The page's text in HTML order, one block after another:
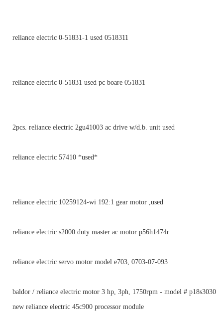
reliance electric 0-51831-1 used 0518311
reliance electric 0-51831 used pc boare 051831
2pcs. reliance electric 2gu41003 ac drive w/d.b. unit used
reliance electric 57410 *used*
reliance electric 10259124-wi 192:1 gear motor ,used
reliance electric s2000 duty master ac motor p56h1474r
reliance electric servo motor model e703, 0703-07-093
baldor / reliance electric motor 3 hp, 3ph, 1750rpm - model # p18s3030
new reliance electric 45c900 processor module